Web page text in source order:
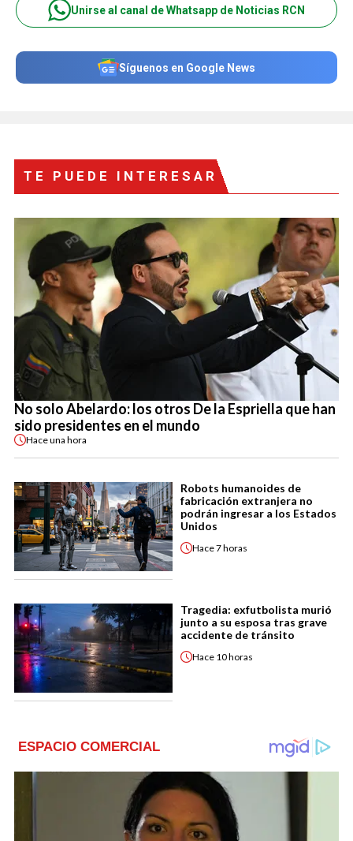
Unirse al canal de Whatsapp de Noticias RCN
Síguenos en Google News
TE PUEDE INTERESAR
No solo Abelardo: los otros De la Espriella que han
sido presidentes en el mundo
Haceuna hora
Robots humanoides de
fabricación extranjera no
podrán ingresar a los Estados
Unidos
Hace7 horas
Tragedia: exfutbolista murió
junto a su esposa tras grave
accidente de tránsito
Hace 10 horas